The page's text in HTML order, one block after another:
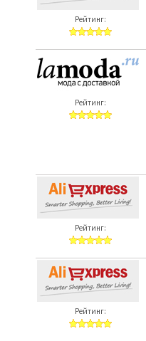
Рейтинг:
Рейтинг:
Рейтинг:
Рейтинг: